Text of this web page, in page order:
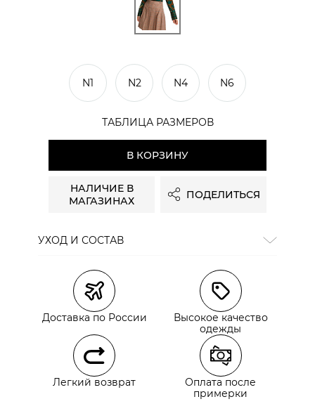
N1 N2 N4 N6
ТАБЛИЦА РАЗМЕРОВ
В КОРЗИНУ
НАЛИЧИЕ В
МАГАЗИНАХ
ПОДЕЛИТЬСЯ
УХОД И СОСТАВ
Доставка по России
Высокое качество
одежды
Легкий возврат
Оплата после
примерки